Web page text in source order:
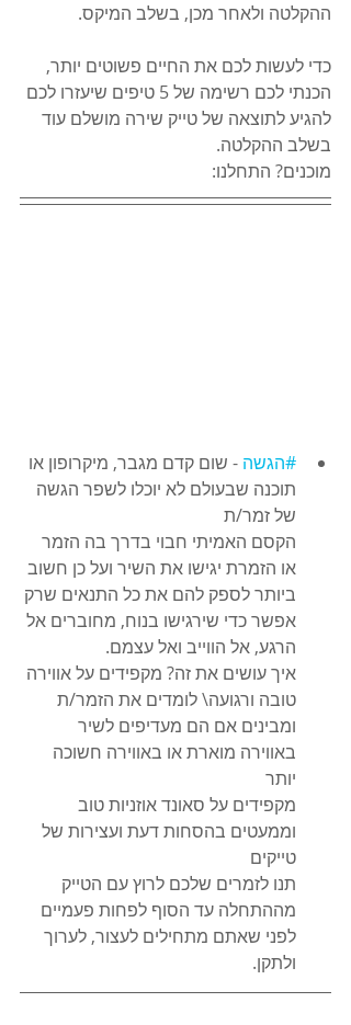
ההקלטה ולאחר מכן, בשלב המיקס.
כדי לעשות לכם את החיים פשוטים יותר,
הכנתי לכם רשימה של 5 טיפים שיעזרו לכם
להגיע לתוצאה של טייק שירה מושלם עוד
בשלב ההקלטה.
מוכנים? התחלנו:
#הגשה - שום קדם מגבר, מיקרופון או
תוכנה שבעולם לא יוכלו לשפר הגשה
של זמר/ת
הקסם האמיתי חבוי בדרך בה הזמר
או הזמרת יגישו את השיר ועל כן חשוב
ביותר לספק להם את כל התנאים שרק
אפשר כדי שירגישו בנוח, מחוברים אל
הרגע, אל הווייב ואל עצמם.
איך עושים את זה? מקפידים על אווירה
טובה ורגועה\ לומדים את הזמר/ת
ומבינים אם הם מעדיפים לשיר
באווירה מוארת או באווירה חשוכה
יותר
מקפידים על סאונד אוזניות טוב
וממעטים בהסחות דעת ועצירות של
טייקים
תנו לזמרים שלכם לרוץ עם הטייק
מההתחלה עד הסוף לפחות פעמיים
לפני שאתם מתחילים לעצור, לערוך
ולתקן.